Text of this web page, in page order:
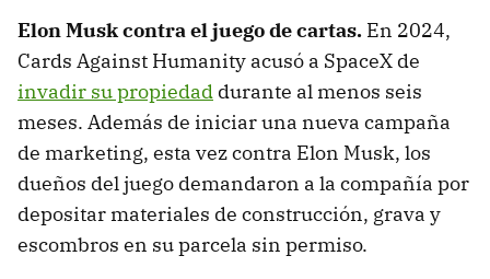
Elon Musk contra el juego de cartas. En 2024,
Cards Against Humanity acusó a SpaceX de
invadir su propiedad durante al menos seis
meses. Además de iniciar una nueva campaña
de marketing, esta vez contra Elon Musk, los
dueños del juego demandaron a la compañía por
depositar materiales de construcción, grava y
escombros en su parcela sin permiso.